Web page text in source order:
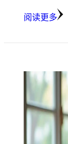
阅读更多